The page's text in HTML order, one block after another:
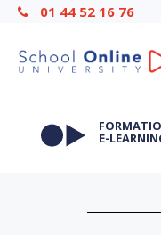
01 44 52 16 76
E-